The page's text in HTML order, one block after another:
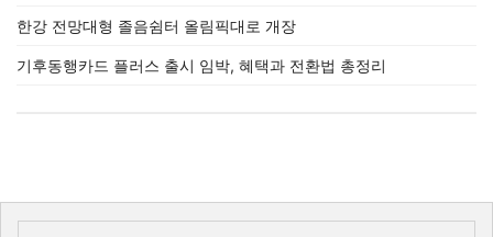
한강 전망대형 졸음쉼터 올림픽대로 개장
기후동행카드 플러스 출시 임박, 혜택과 전환법 총정리